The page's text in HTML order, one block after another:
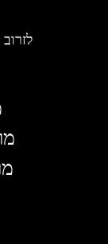
לזרוב 17 ראשון לציון מיקוד 7565423